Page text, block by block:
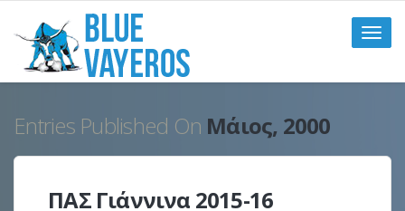
Toggle
Entries Published On Μάιος, 2000
ΠΑΣ Γιάννινα 2015-16